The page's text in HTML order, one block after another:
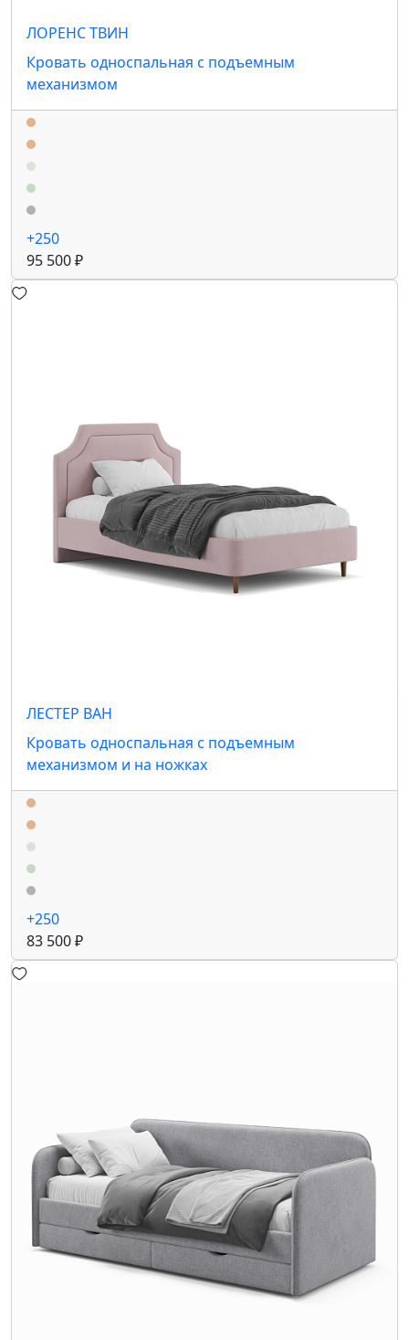
ЛОРЕНС ТВИН
Кровать односпальная с подъемным
механизмом
+250
95 500 ₽
ЛЕСТЕР ВАН
Кровать односпальная с подъемным
механизмом и на ножках
+250
83 500 ₽